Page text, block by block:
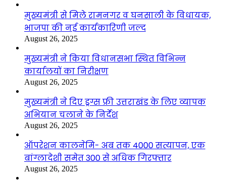
मुख्यमंत्री से मिले रामनगर व घनसाली के विधायक,
भाजपा की नई कार्यकारिणी जल्द
August 26, 2025
मुख्यमंत्री ने किया विधानसभा स्थित विभिन्न
कार्यालयों का निरीक्षण
August 26, 2025
मुख्यमंत्री ने दिए ड्रग्स फ्री उत्तराखंड के लिए व्यापक
अभियान चलाने के निर्देश
August 26, 2025
ऑपरेशन कालनेमि- अब तक 4000 सत्यापन, एक
बांग्लादेशी समेत 300 से अधिक गिरफ्तार
August 26, 2025